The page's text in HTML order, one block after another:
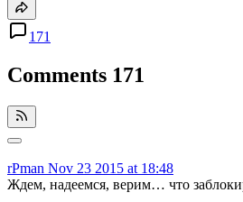
171
Comments 171
rPman Nov 23 2015 at 18:48
Ждем, надеемся, верим… что